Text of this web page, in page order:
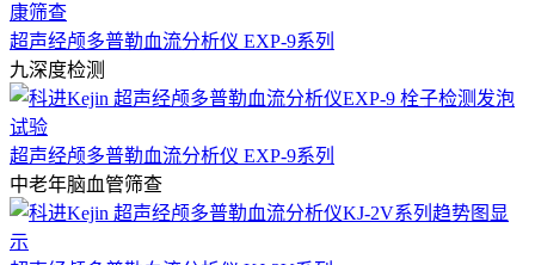
超声经颅多普勒血流分析仪 EXP-9系列
九深度检测
超声经颅多普勒血流分析仪 EXP-9系列
中老年脑血管筛查